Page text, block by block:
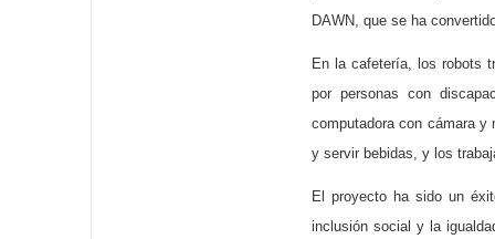
DAWN, que se ha
En la cafetería, los robots
por personas con
computadora con cámara y
y servir bebidas, y los
El proyecto ha sido un
inclusión social y la